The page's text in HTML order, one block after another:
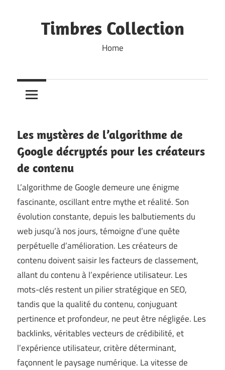
contentTimbres Collection
Home
Les mystères de l’algorithme de
Google décryptés pour les créateurs
de contenu
L’algorithme de Google demeure une énigme
fascinante, oscillant entre mythe et réalité. Son
évolution constante, depuis les balbutiements du
web jusqu’à nos jours, témoigne d’une quête
perpétuelle d’amélioration. Les créateurs de
contenu doivent saisir les facteurs de classement,
allant du contenu à l’expérience utilisateur. Les
mots-clés restent un pilier stratégique en SEO,
tandis que la qualité du contenu, conjuguant
pertinence et profondeur, ne peut être négligée. Les
backlinks, véritables vecteurs de crédibilité, et
l’expérience utilisateur, critère déterminant,
façonnent le paysage numérique. La vitesse de